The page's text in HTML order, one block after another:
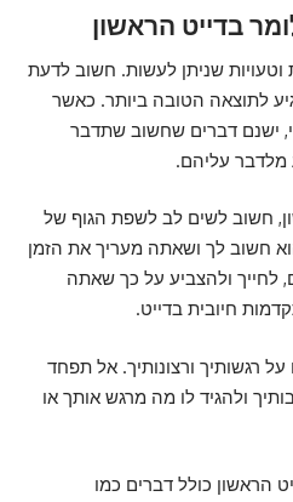
שניתן לעשות. חשוב לדעת
לתוצאה הטובה ביותר. כאשר
ישנם דברים שחשוב שתדבר
מלדבר עליהם.
חשוב לשים לב לשפת הגוף של
חשוב לך ושאתה מעריך את הזמן
לחייך ולהצביע על כך שאתה
חיובית בדייט.
רגשותיך ורצונותיך. אל תפחד
ולהגיד לו מה מרגש אותך או
הראשון כולל דברים כמו